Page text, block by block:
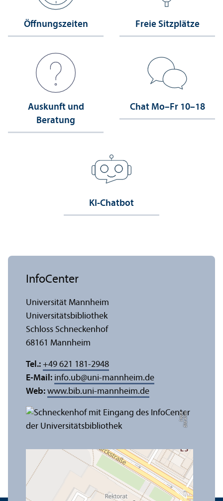
Öffnungs­zeiten Freie Sitzplätze
Auskunft und
Beratung
Chat Mo–Fr 10–18
KI-Chatbot
Bil
d:
A
n
n
a
L
o
g
u
e
InfoCenter
Universität Mannheim
Universitäts­bibliothek
Schloss Schneckenhof
68161 Mannheim
Tel.: +49 621 181-2948
E-Mail: info.ub@uni-mannheim.de
Web: www.bib.uni-mannheim.de